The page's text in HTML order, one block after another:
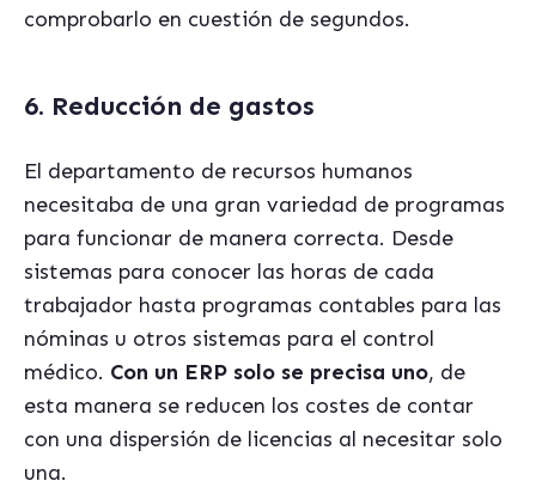
comprobarlo en cuestión de segundos.
6. Reducción de gastos
El departamento de recursos humanos
necesitaba de una gran variedad de programas
para funcionar de manera correcta. Desde
sistemas para conocer las horas de cada
trabajador hasta programas contables para las
nóminas u otros sistemas para el control
médico. Con un ERP solo se precisa uno, de
esta manera se reducen los costes de contar
con una dispersión de licencias al necesitar solo
una.